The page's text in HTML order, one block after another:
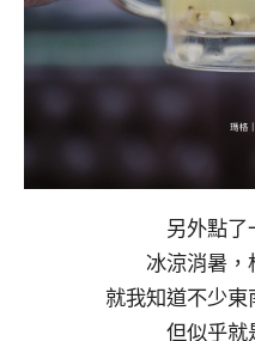
另外點了
冰涼消暑，
就我知道不少東
但似乎就